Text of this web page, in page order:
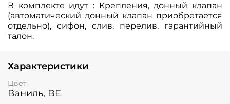
В комплекте идут : Крепления, донный клапан
(автоматический донный клапан приобретается
отдельно), сифон, слив, перелив, гарантийный
талон.
Характеристики
Цвет
Ваниль, BE